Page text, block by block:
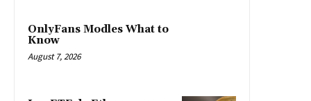
OnlyFans Modles What to
Know
August 7, 2026